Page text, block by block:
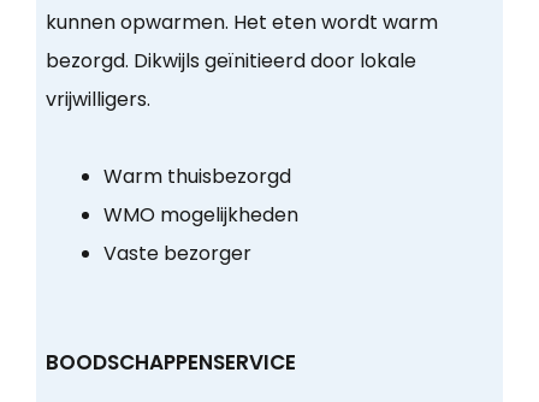
kunnen opwarmen. Het eten wordt warm
bezorgd. Dikwijls geïnitieerd door lokale
vrijwilligers.
Warm thuisbezorgd
WMO mogelijkheden
Vaste bezorger
BOODSCHAPPENSERVICE